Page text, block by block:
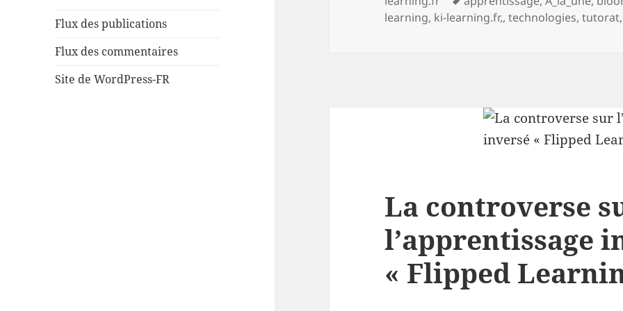
Flux des publications
Flux des commentaires
Site de WordPress-FR
clés
learning, ki-learning.fr,,technologies,tutorat
La controverse
l’apprentissage
« Flipped